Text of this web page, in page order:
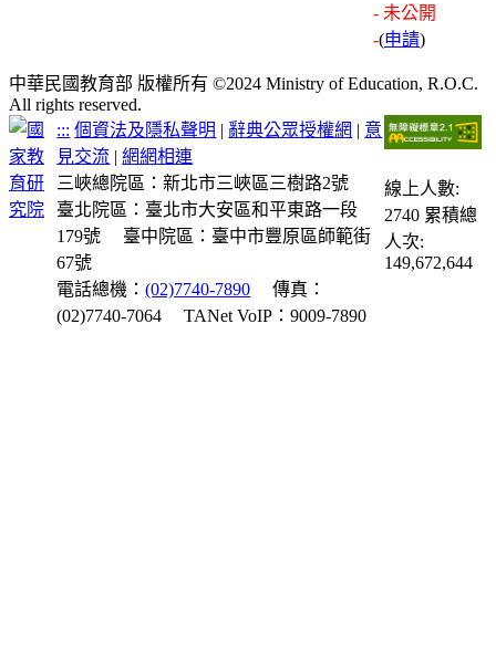
- 未公開
-(申請)
中華民國教育部 版權所有 ©2024 Ministry of Education, R.O.C.
All rights reserved.
::: 個資法及隱私聲明 | 辭典公眾授權網 | 意
見交流 |網網相連
三峽總院區：新北市三峽區三樹路2號
臺北院區：臺北市大安區和平東路一段
179號
臺中院區：臺中市豐原區師範街
67號
電話總機：(02)7740-7890
傳真：
(02)7740-7064
TANet VoIP：9009-7890
線上人數:
2740 累積總
人次:
149,672,644